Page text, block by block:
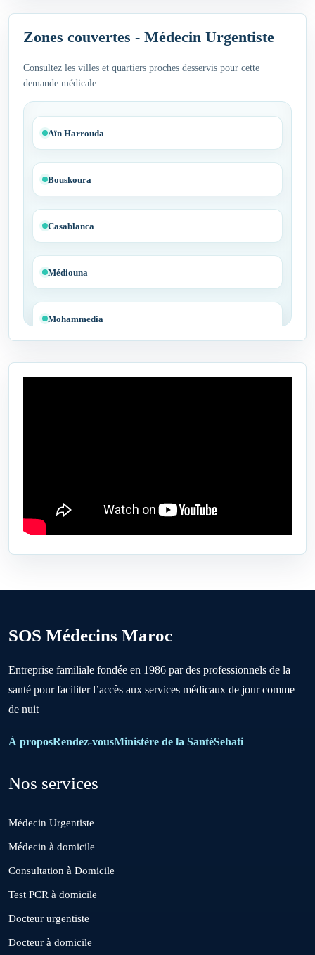
Zones couvertes - Médecin Urgentiste
Consultez les villes et quartiers proches desservis pour cette
demande médicale.
Aïn Harrouda
Bouskoura
Casablanca
Médiouna
Mohammedia
Tit Mellil
Ben Ahmed
Boujniba
Boulanouare
Bouznika
Deroua
El Borouj
El Gara
Guisser
SOS Médecins Maroc
Entreprise familiale fondée en 1986 par des professionnels de la
santé pour faciliter l’accès aux services médicaux de jour comme
de nuit
À proposRendez-vousMinistère de la SantéSehati
Nos services
Médecin Urgentiste
Médecin à domicile
Consultation à Domicile
Test PCR à domicile
Docteur urgentiste
Docteur à domicile